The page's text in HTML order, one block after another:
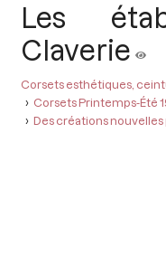
Les
Claverie
Corsets esthétiques,
Corsets Printemps-Été
Des créations